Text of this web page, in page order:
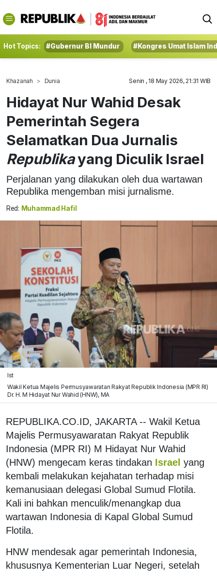
Hot Topics: #Gubernur BI Mundur #Kongres Umat Islam
Khazanah Dunia Senin , 18 May 2026, 21:31 WIB
Hidayat Nur Wahid Desak
Pemerintah Segera
Selamatkan Dua Jurnalis
Republikayang Diculik lsrael
Perjalanan yang dilakukan oleh dua wartawan
Republika mengemban misi jurnalisme.
Red: Muhammad Hafil
Ist
Wakil Ketua Majelis Permusyawaratan Rakyat Republik Indonesia (MPR RI)
Dr. H. M Hidayat Nur Wahid (HNW), MA
REPUBLIKA.CO.ID, JAKARTA -- Wakil Ketua
Majelis Permusyawaratan Rakyat Republik
Indonesia (MPR RI) M Hidayat Nur Wahid
(HNW) mengecam keras tindakan Israel yang
kembali melakukan kejahatan terhadap misi
kemanusiaan delegasi Global Sumud Flotila.
Kali ini bahkan menculik/menangkap dua
wartawan Indonesia di Kapal Global Sumud
Flotila.
HNW mendesak agar pemerintah Indonesia,
khususnya Kementerian Luar Negeri, setelah